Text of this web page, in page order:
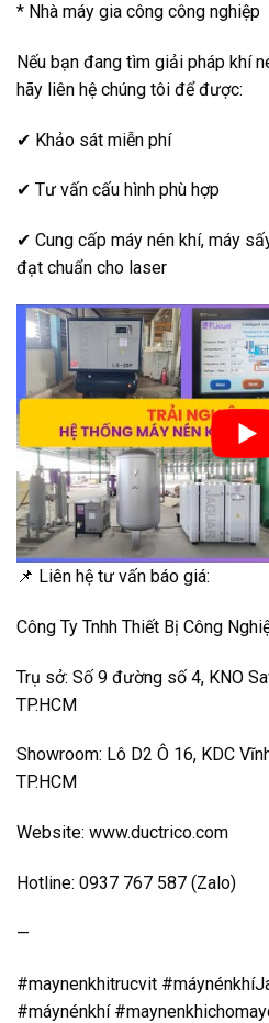
* Nhà máy gia công công nghiệp
Nếu bạn đang tìm giải pháp khí
hãy liên hệ chúng tôi để được:
✔ Khảo sát miễn phí
✔ Tư vấn cấu hình phù hợp
✔ Cung cấp máy nén khí, máy
đạt chuẩn cho laser
📌 Liên hệ tư vấn báo giá:
Công Ty Tnhh Thiết Bị Công
Trụ sở: Số 9 đường số 4, KNO
TP.HCM
Showroom: Lô D2 Ô 16, KDC
TP.HCM
Website: www.ductrico.com
Hotline: 0937 767 587 (Zalo)
—
#maynenkhitrucvit
#máynénkhí